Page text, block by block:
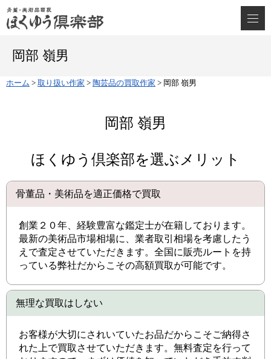
岡部 嶺男
ホーム > 取り扱い作家 > 陶芸品の買取作家 > 岡部 嶺男
岡部 嶺男
ほくゆう倶楽部を選ぶメリット
骨董品・美術品を適正価格で買取
創業２０年、経験豊富な鑑定士が在籍しております。
最新の美術品市場相場に、業者取引相場を考慮したう
えで査定させていただきます。全国に販売ルートを持
っている弊社だからこその高額買取が可能です。
無理な買取はしない
お客様が大切にされいていたお品だからこそご納得さ
れた上で買取させていただきます。無料査定を行って